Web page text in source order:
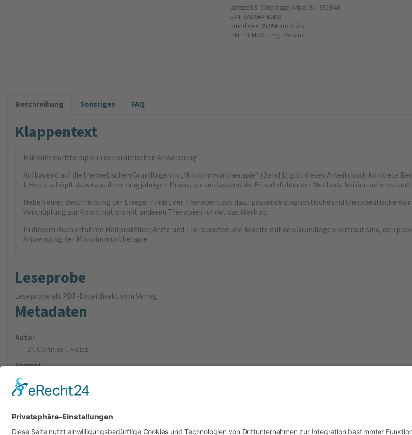
Lieferzeit 3–5 Werktage. Artikel-Nr.: 9800340
EAN: 9783964742438
Grundpreis: 69,95 € pro Stück
inkl. 7% MwSt., zzgl. Versand
Beschreibung Sonstiges FAQ
Klappentext
Mikroimmuntherapie in der praktischen Anwendung
Aufbauend auf die theoretischen Grundlagen in „Mikroimmuntherapie“ (Band 1) gibt dieses Arbeitsbuch konkrete
I. Heitz schöpft dabei aus ihrer langjährigen Praxis, um umfassend die Einsatzfelder der Methode bei den
Neben einer Beschreibung der Erreger findet der Therapeut das dazu passende diagnostische und therapeutische
Verknüpfung zur Kombination mit anderen Therapien rundet das Werk ab.
In diesem Buch erfahren Heilpraktiker, Ärzte und Therapeuten, die bereits mit den Grundlagen vertraut sind, den
Anwendung der Mikroimmuntherapie.
Leseprobe
Leseprobe als PDF-Datei direkt vom Verlag
Metadaten
Autor
Dr. Corinne I. Heitz
Format
Verlag
ISBN
9783964742438